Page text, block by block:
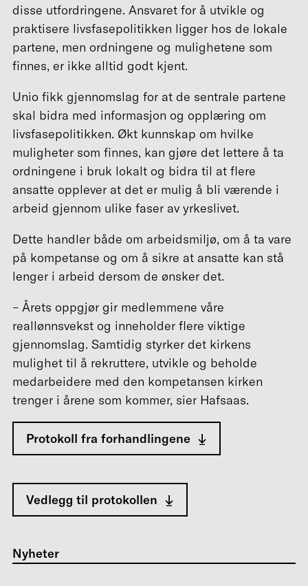
disse utfordringene. Ansvaret for å utvikle og
praktisere livsfasepolitikken ligger hos de lokale
partene, men ordningene og mulighetene som
finnes, er ikke alltid godt kjent.
Unio fikk gjennomslag for at de sentrale partene
skal bidra med informasjon og opplæring om
livsfasepolitikken. Økt kunnskap om hvilke
muligheter som finnes, kan gjøre det lettere å ta
ordningene i bruk lokalt og bidra til at flere
ansatte opplever at det er mulig å bli værende i
arbeid gjennom ulike faser av yrkeslivet.
Dette handler både om arbeidsmiljø, om å ta vare
på kompetanse og om å sikre at ansatte kan stå
lenger i arbeid dersom de ønsker det.
– Årets oppgjør gir medlemmene våre
reallønnsvekst og inneholder flere viktige
gjennomslag. Samtidig styrker det kirkens
mulighet til å rekruttere, utvikle og beholde
medarbeidere med den kompetansen kirken
trenger i årene som kommer, sier Hafsaas.
Protokoll fra forhandlingene
Vedlegg til protokollen
Nyheter